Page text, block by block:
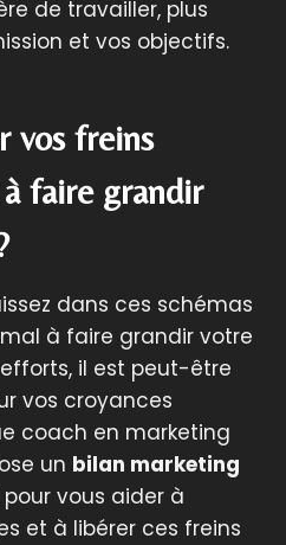
de travailler, plus
et vos objectifs.
vos freins
faire grandir
dans ces schémas
à faire grandir votre
il est peut-être
vos croyances
coach en marketing
un bilan marketing
pour vous aider à
et à libérer ces freins